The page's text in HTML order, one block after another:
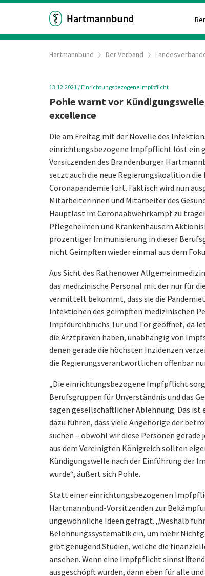
Hartmannbund Der Verband
13.12.2021 /Einrichtungsbezogene Impfpflicht
Pohle warnt vor
excellence
Die am Freitag mit der Novelle des
einrichtungsbezogene Impfpflicht löst ein
Vorsitzenden des Brandenburger
setzt auch die neue Regierungskoalition
Coronapandemie fort. Faktisch wird nun
Mitarbeiterinnen und Mitarbeiter des
Hauptlast im Coronaabwehrkampf zu
Pflegeheimen und Krankenhäusern
prozentiger Immunisierung in dieser
nicht Geimpften wieder einmal aus dem
Aus Sicht des Rathenower
das medizinische Personal mit der nur für
vermittelt bekommt, dass sie die
Infektionen des geimpften medizinischen
Impfdurchbruchs Tür und Tor geöffnet, da
die Arztpraxen haben, unabhängig von
denen gerade die höchsten Inzidenzen
die Regierungsverantwortlichen offenbar
„Die einrichtungsbezogene Impfpflicht
Berufsgruppen für Unverständnis und das
sagen gesellschaftlicher Ablehnung. Das
dazu führen, dass viele Angehörige der
suchen – obwohl wir diese Personen
aus dem Vereinigten Königreich sollten
Kündigungswelle nach der Einführung der
wurde“, äußert sich Pohle.
Statt einer einrichtungsbezogenen
Hartmannbund-Vorsitzenden zur
ungewöhnliche Ideen gefragt. „Weshalb
Belohnungssystematik ein, um mehr
gibt genügend Studien, welche die
ansehen. Wenn eine Impfpflicht
ausgeschöpft wurden, dann eben für alle